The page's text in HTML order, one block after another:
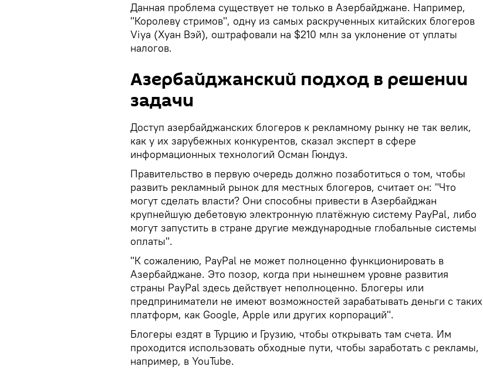
Данная проблема существует не только в Азербайджане. Например,
"Королеву стримов", одну из самых раскрученных китайских блогеров
Viya (Хуан Вэй), оштрафовали на $210 млн за уклонение от уплаты
налогов.
Азербайджанский подход в решении
задачи
Доступ азербайджанских блогеров к рекламному рынку не так велик,
как у их зарубежных конкурентов, сказал эксперт в сфере
информационных технологий Осман Гюндуз.
Правительство в первую очередь должно позаботиться о том, чтобы
развить рекламный рынок для местных блогеров, считает он: "Что
могут сделать власти? Они способны привести в Азербайджан
крупнейшую дебетовую электронную платёжную систему PayPal, либо
могут запустить в стране другие международные глобальные системы
оплаты".
"К сожалению, PayPal не может полноценно функционировать в
Азербайджане. Это позор, когда при нынешнем уровне развития
страны PayPal здесь действует неполноценно. Блогеры или
предприниматели не имеют возможностей зарабатывать деньги с таких
платформ, как Google, Apple или других корпораций".
Блогеры ездят в Турцию и Грузию, чтобы открывать там счета. Им
проходится использовать обходные пути, чтобы заработать с рекламы,
например, в YouTube.